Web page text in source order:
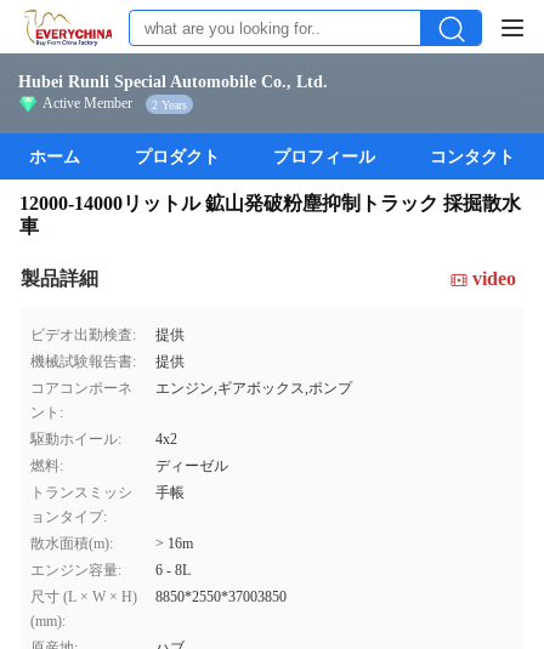
Hubei Runli Special Automobile Co., Ltd.
Active Member 2 Years
ホーム プロダクト プロフィール コンタクト
12000-14000リットル 鉱山発破粉塵抑制トラック 採掘散水
車
製品詳細 video
ビデオ出勤検査:
提供
機械試験報告書:
提供
コアコンポーネ
ント:
エンジン,ギアボックス,ポンプ
駆動ホイール:
4x2
燃料:
ディーゼル
トランスミッシ
ョンタイプ:
手帳
散水面積(m):
> 16m
エンジン容量:
6 - 8L
尺寸 (L × W × H)
(mm):
8850*2550*37003850